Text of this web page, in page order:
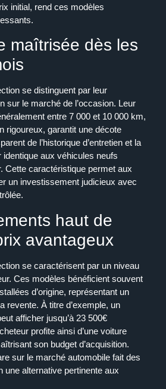
initial, rend ces modèles
maîtrisée dès les
se distinguent par leur
sur le marché de l’occasion. Leur
entre 7 000 et 10 000 km,
rigoureux, garantit une décote
de l’historique d’entretien et la
aux véhicules neufs
Cette caractéristique permet aux
un investissement judicieux avec
haut de
avantageux
se caractérisent par un niveau
Ces modèles bénéficient souvent
d’origine, représentant un
revente. À titre d’exemple, un
afficher jusqu’à 23 500€
profite ainsi d’une voiture
son budget d’acquisition.
sur le marché automobile fait des
une alternative pertinente aux